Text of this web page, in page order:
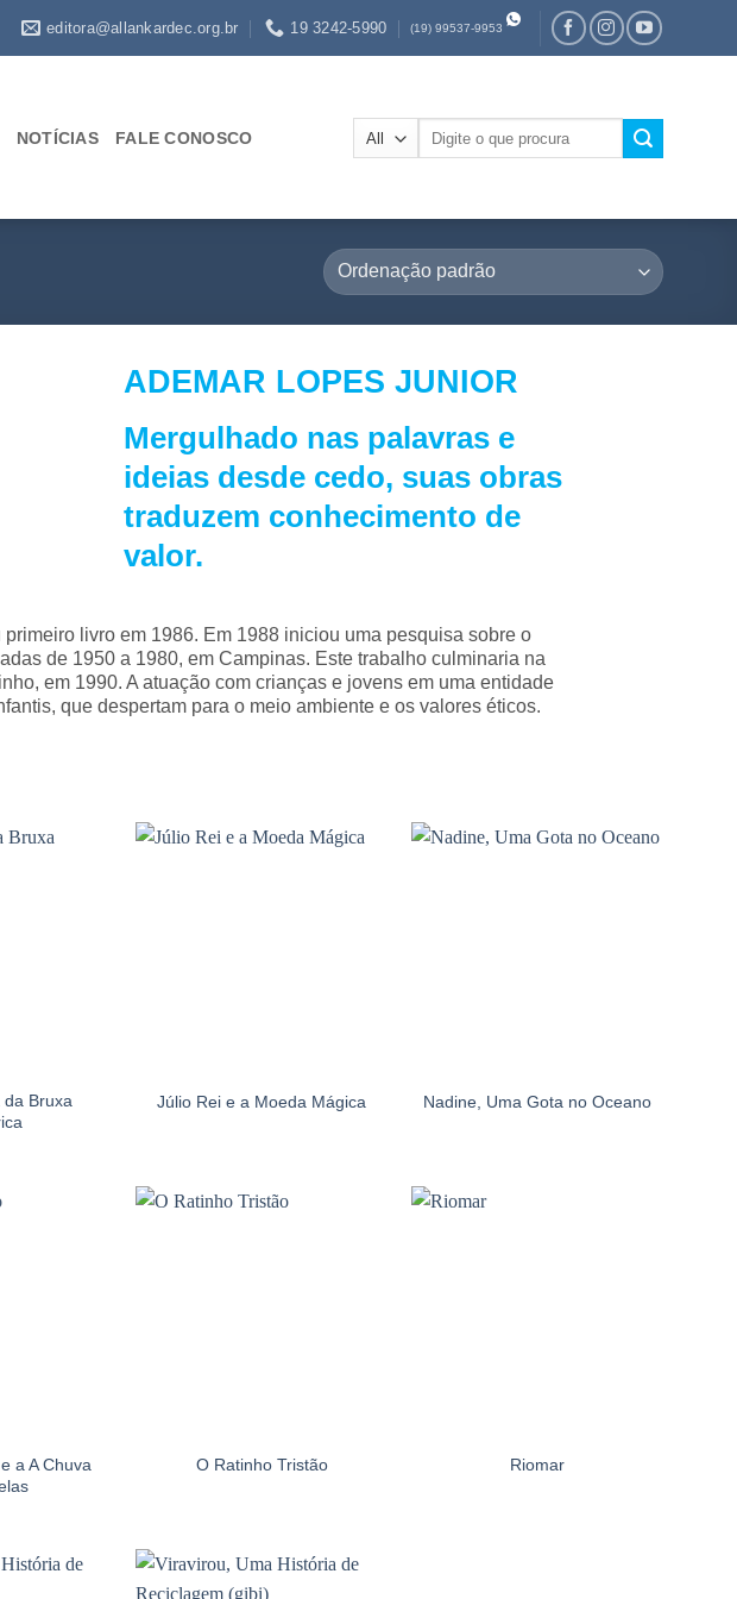
editora@allankardec.org.br 19 3242-5990 (19) 99537-9953
NOTÍCIAS FALE CONOSCO
ADEMAR LOPES JUNIOR
Mergulhado nas palavras e
ideias desde cedo, suas obras
traduzem conhecimento de
valor.
livro em 1986. Em 1988 iniciou uma pesquisa sobre o
de 1950 a 1980, em Campinas. Este trabalho culminaria na
em 1990. A atuação com crianças e jovens em uma entidade
que despertam para o meio ambiente e os valores éticos.
da Bruxa
Júlio Rei e a Moeda Mágica Nadine, Uma Gota no Oceano
a A Chuva
O Ratinho Tristão Riomar